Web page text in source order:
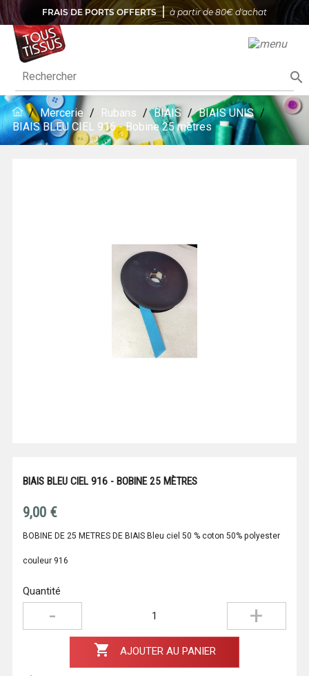
FRAIS DE PORTS OFFERTS à partir de 80€ d'achat

Mercerie Rubans BIAIS
BIAIS UNIS
BIAIS BLEU CIEL 916 - Bobine 25 mètres
BIAIS BLEU CIEL 916 - BOBINE 25 MÈTRES
9,00 €
BOBINE DE 25 METRES DE BIAIS Bleu ciel 50 % coton 50% polyester
couleur 916
Quantité
 AJOUTER AU PANIER